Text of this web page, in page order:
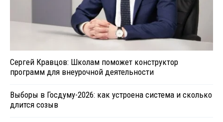
Сергей Кравцов: Школам поможет конструктор
программ для внеурочной деятельности
Выборы в Госдуму-2026: как устроена система и сколько
длится созыв